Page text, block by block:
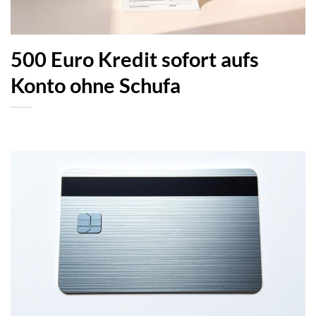
500 Euro Kredit sofort aufs
Konto ohne Schufa